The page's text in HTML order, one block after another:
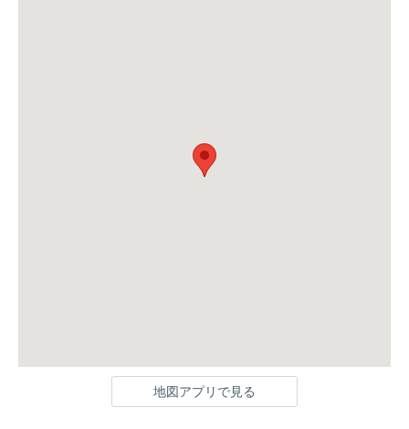
地図アプリで見る